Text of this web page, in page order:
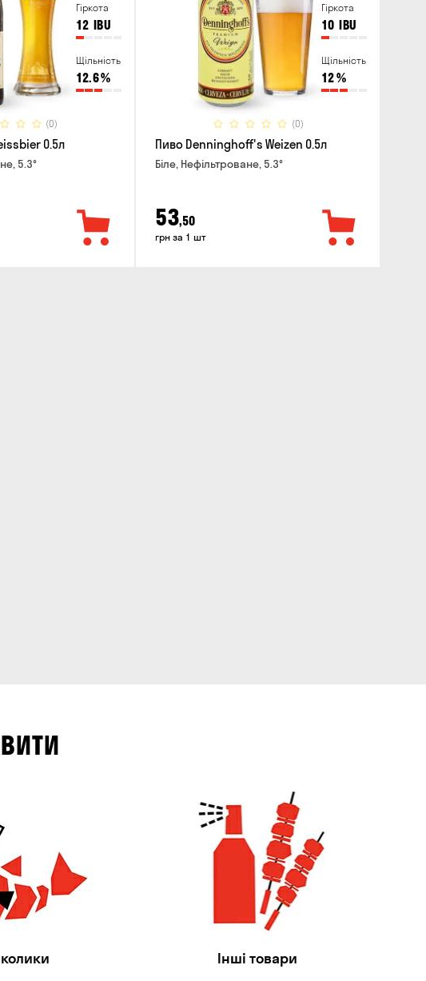
Гіркота
12 IBU
Щільність
12.6%
(0)
0.5л
5.3°
Гіркота
10 IBU
Щільність
12%
(0)
Пиво Denninghoff's Weizen 0.5л
Біле, Нефільтроване, 5.3°
53,50
грн за 1 шт
Інші товари